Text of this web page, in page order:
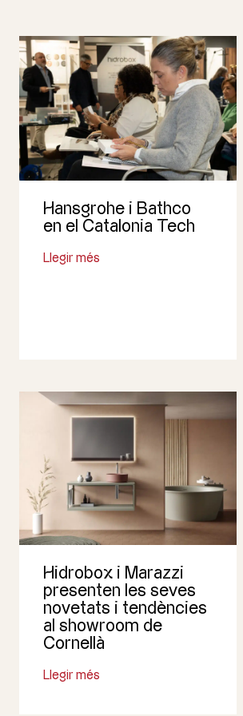
Hansgrohe i Bathco
en el Catalonia Tech
Llegir més
Hidrobox i Marazzi
presenten les seves
novetats i tendències
al showroom de
Cornellà
Llegir més